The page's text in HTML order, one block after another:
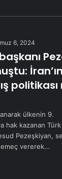
6, 2024
politikası
ülkenin 9.
hak kazanan
Pezeşkiyan,
vererek…